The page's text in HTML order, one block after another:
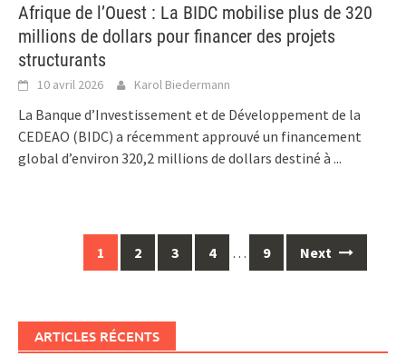
Afrique de l’Ouest : La BIDC mobilise plus de 320
millions de dollars pour financer des projets
structurants
10 avril 2026 Karol Biedermann
La Banque d’Investissement et de Développement de la
CEDEAO (BIDC) a récemment approuvé un financement
global d’environ 320,2 millions de dollars destiné à ...
navigation
1 2 3 4 … 9 Next
ARTICLES RÉCENTS